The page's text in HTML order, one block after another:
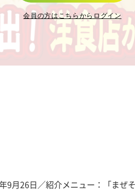
会員の方はこちらからログイン
9月26日／紹介メニュー：「ま